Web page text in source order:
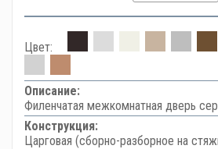
Цвет:
Описание:
Филенчатая межкомнатная дверь
Конструкция:
Царговая (сборно-разборное на